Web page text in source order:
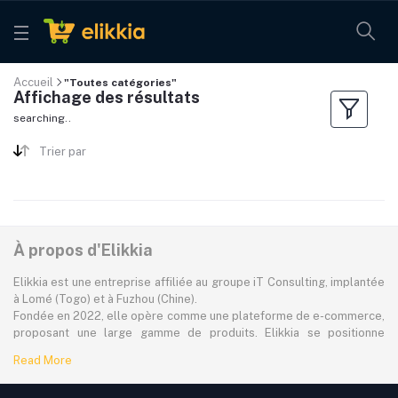
Accueil "Toutes catégories"
Affichage des résultats
searching..
Trier par
À propos d'Elikkia
Elikkia est une entreprise affiliée au groupe iT Consulting, implantée
à Lomé (Togo) et à Fuzhou (Chine).
Fondée en 2022, elle opère comme une plateforme de e-commerce,
proposant une large gamme de produits. Elikkia se positionne
offrant à la fois la possibilité d'acheter localement et directement
depuis la Chine.
Read More